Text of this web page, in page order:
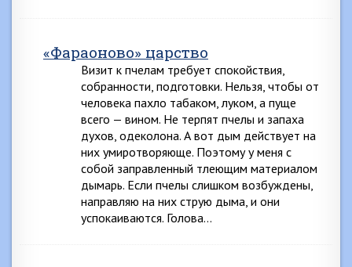
«Фараоново» царство
Визит к пчелам требует спокойствия,
собранности, подготовки. Нельзя, чтобы от
человека пахло табаком, луком, а пуще
всего — вином. Не терпят пчелы и запаха
духов, одеколона. А вот дым действует на
них умиротворяюще. Поэтому у меня с
собой заправленный тлеющим материалом
дымарь. Если пчелы слишком возбуждены,
направляю на них струю дыма, и они
успокаиваются. Голова…